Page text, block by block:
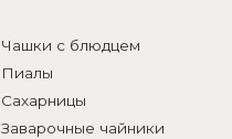
Чашки с блюдцем
Пиалы
Сахарницы
Заварочные чайники